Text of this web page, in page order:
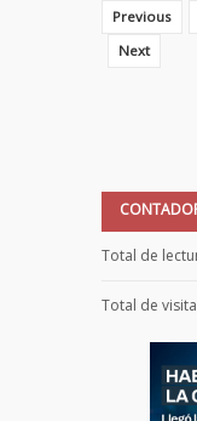
Previous
Next
Total de
Total de